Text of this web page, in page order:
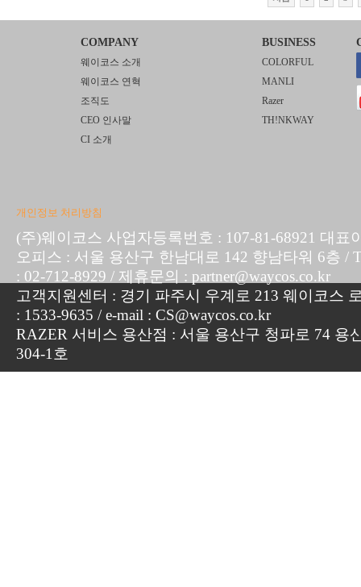
COMPANY
웨이코스 소개
웨이코스 연혁
조직도
CEO 인사말
CI 소개
BUSINESS
COLORFUL
MANLI
Razer
TH!NKWAY
개인정보 처리방침
(주)웨이코스 사업자등록번호 : 107-81-68921 대표
오피스 : 서울 용산구 한남대로 142 향남타워 6층 /
: 02-712-8929 / 제휴문의 : partner@waycos.co.kr
고객지원센터 : 경기 파주시 우계로 213 웨이코스
: 1533-9635 / e-mail : CS@waycos.co.kr
RAZER 서비스 용산점 : 서울 용산구 청파로 74 용
304-1호